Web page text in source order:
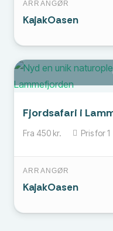
ARRANGØR
KajakOasen
Fjordsafari i
Fra 450 kr. Pris for1
ARRANGØR
KajakOasen